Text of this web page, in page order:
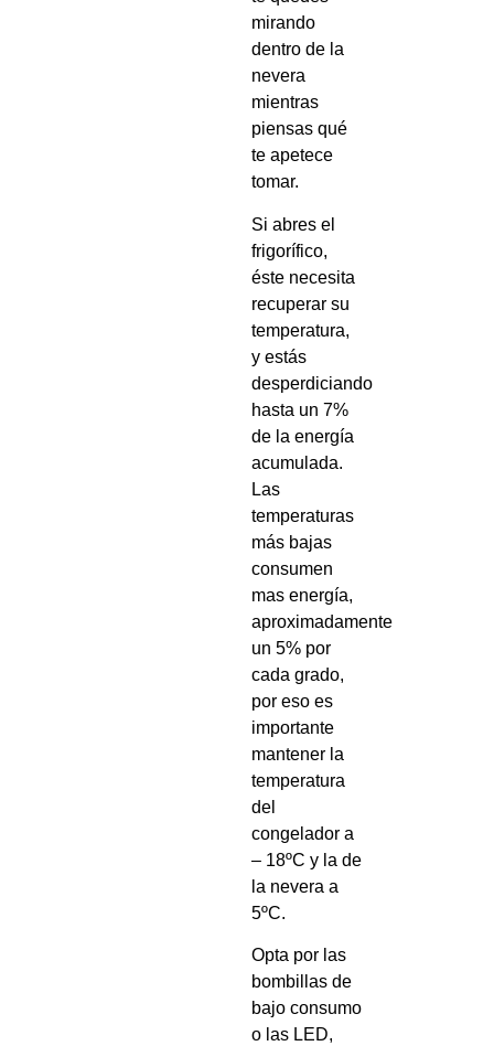
mirando
dentro de la
nevera
mientras
piensas qué
te apetece
tomar.
Si abres el
frigorífico,
éste necesita
recuperar su
temperatura,
y estás
desperdiciando
hasta un 7%
de la energía
acumulada.
Las
temperaturas
más bajas
consumen
mas energía,
aproximadamente
un 5% por
cada grado,
por eso es
importante
mantener la
temperatura
del
congelador a
– 18ºC y la de
la nevera a
5ºC.
Opta por las
bombillas de
bajo consumo
o las LED,